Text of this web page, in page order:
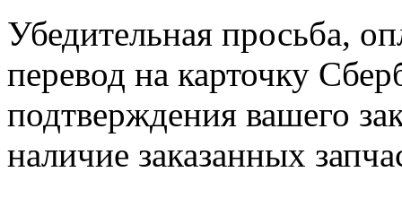
Убедительная просьба,
перевод на карточку
подтверждения вашего
наличие заказанных